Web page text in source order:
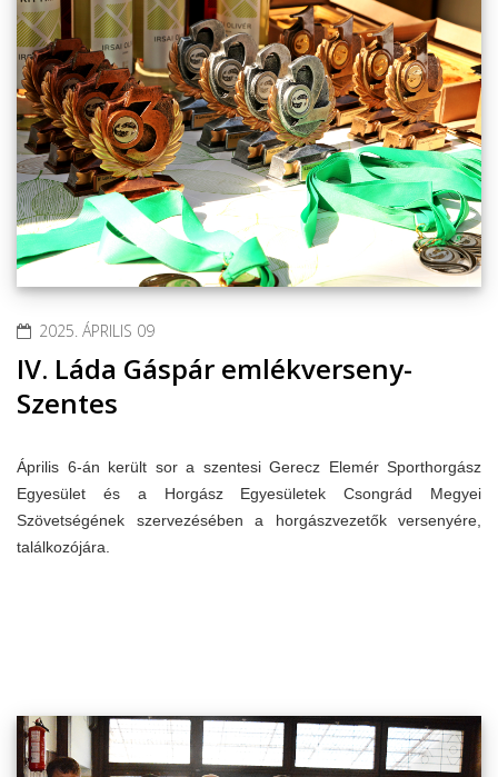
2025. ÁPRILIS 09
IV. Láda Gáspár emlékverseny-
Szentes
Április 6-án került sor a szentesi Gerecz Elemér Sporthorgász
Egyesület és a Horgász Egyesületek Csongrád Megyei
Szövetségének szervezésében a horgászvezetők versenyére,
találkozójára.